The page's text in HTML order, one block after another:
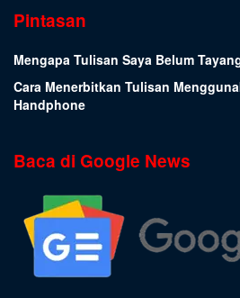
Pintasan
Mengapa Tulisan Saya Belum
Cara Menerbitkan Tulisan
Handphone
Baca di Google News